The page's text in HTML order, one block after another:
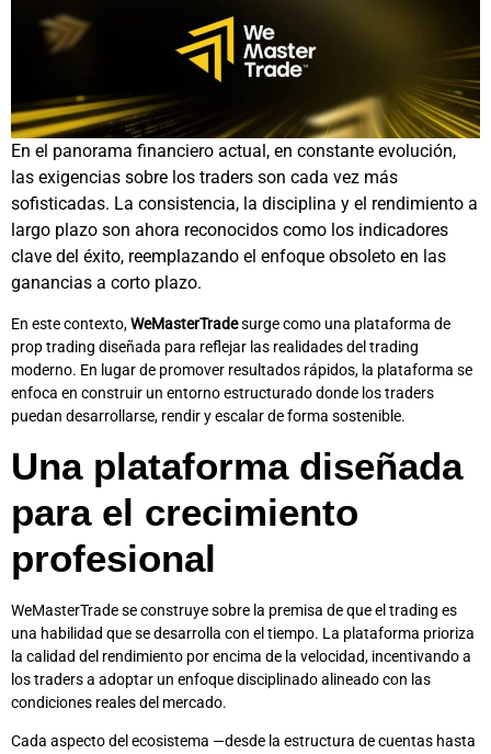
En el panorama financiero actual, en constante evolución,
las exigencias sobre los traders son cada vez más
sofisticadas. La consistencia, la disciplina y el rendimiento a
largo plazo son ahora reconocidos como los indicadores
clave del éxito, reemplazando el enfoque obsoleto en las
ganancias a corto plazo.
En este contexto,WeMasterTradesurge como una plataforma de
prop trading diseñada para reflejar las realidades del trading
moderno. En lugar de promover resultados rápidos, la plataforma se
enfoca en construir un entorno estructurado donde los traders
puedan desarrollarse, rendir y escalar de forma sostenible.
Una plataforma diseñada
para el crecimiento
profesional
WeMasterTrade se construye sobre la premisa de que el trading es
una habilidad que se desarrolla con el tiempo. La plataforma prioriza
la calidad del rendimiento por encima de la velocidad, incentivando a
los traders a adoptar un enfoque disciplinado alineado con las
condiciones reales del mercado.
Cada aspecto del ecosistema —desde la estructura de cuentas hasta